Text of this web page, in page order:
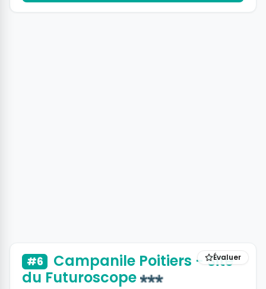
Évaluer
#6
Campanile Poitiers - Site
du Futuroscope